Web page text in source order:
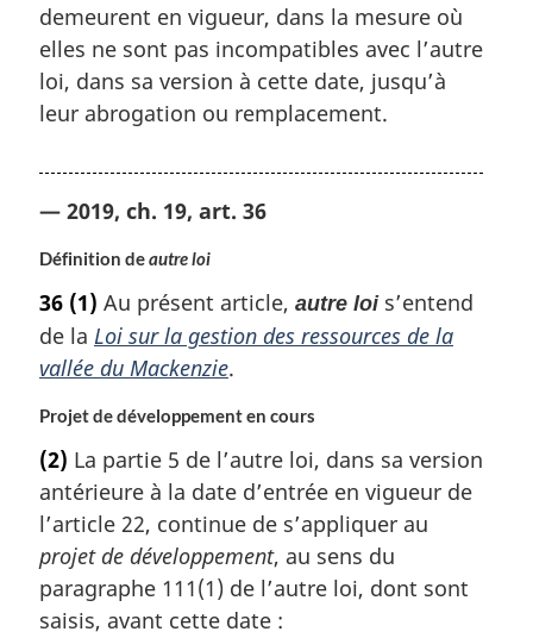
demeurent en vigueur, dans la mesure où
elles ne sont pas incompatibles avec l’autre
loi, dans sa version à cette date, jusqu’à
leur abrogation ou remplacement.
— 2019, ch. 19, art. 36
Définition deautre loi
36 (1) Au présent article, autre lois’entend
de la Loi sur la gestion des ressources de la
vallée du Mackenzie.
Projet de développement en cours
(2) La partie 5 de l’autre loi, dans sa version
antérieure à la date d’entrée en vigueur de
l’article 22, continue de s’appliquer au
projet de développement, au sens du
paragraphe 111(1) de l’autre loi, dont sont
saisis, avant cette date :